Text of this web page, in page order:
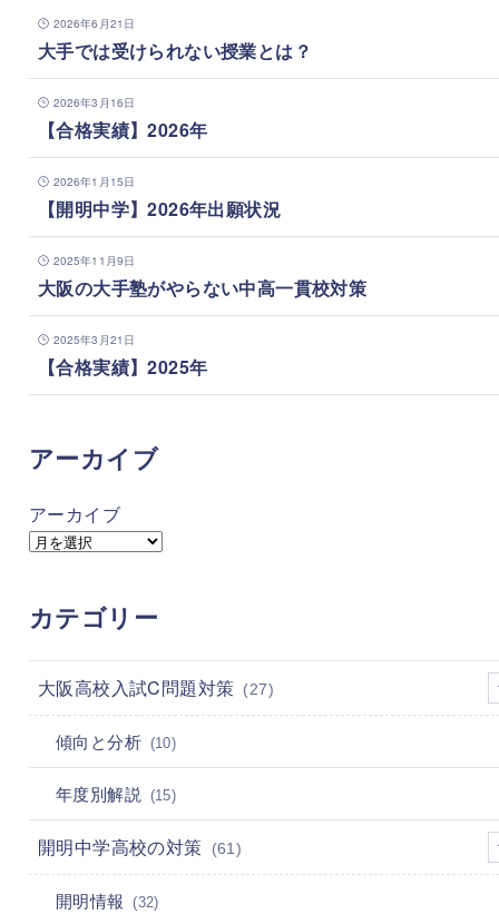
2026年6月21日
大手では受けられない授業とは？
2026年3月16日
【合格実績】2026年
2026年1月15日
【開明中学】2026年出願状況
2025年11月9日
大阪の大手塾がやらない中高一貫校対策
2025年3月21日
【合格実績】2025年
アーカイブ
アーカイブ
カテゴリー
大阪高校入試C問題対策 (27)
傾向と分析 (10)
年度別解説 (15)
開明中学高校の対策 (61)
開明情報 (32)